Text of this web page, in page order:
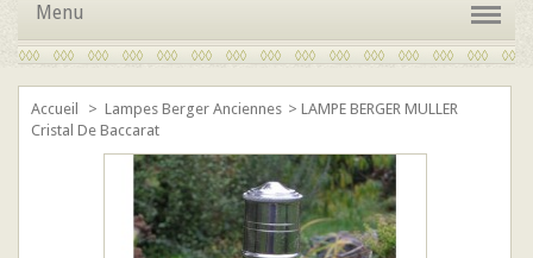
Menu
Accueil > Lampes Berger Anciennes > LAMPE BERGER MULLER
Cristal De Baccarat